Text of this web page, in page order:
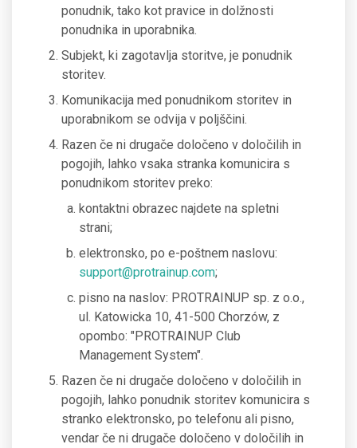
ponudnik, tako kot pravice in dolžnosti
ponudnika in uporabnika.
Subjekt, ki zagotavlja storitve, je ponudnik
storitev.
Komunikacija med ponudnikom storitev in
uporabnikom se odvija v poljščini.
Razen če ni drugače določeno v določilih in
pogojih, lahko vsaka stranka komunicira s
ponudnikom storitev preko:
kontaktni obrazec najdete na spletni
strani;
elektronsko, po e-poštnem naslovu:
support@protrainup.com;
pisno na naslov: PROTRAINUP sp. z o.o.,
ul. Katowicka 10, 41-500 Chorzów, z
opombo: "PROTRAINUP Club
Management System".
Razen če ni drugače določeno v določilih in
pogojih, lahko ponudnik storitev komunicira s
stranko elektronsko, po telefonu ali pisno,
vendar če ni drugače določeno v določilih in